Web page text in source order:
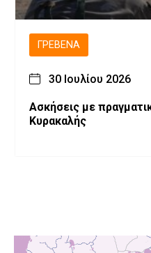
ΓΡΕΒΕΝΆ
30 Ιουλίου 2026
Ασκήσεις με
Κυρακαλής